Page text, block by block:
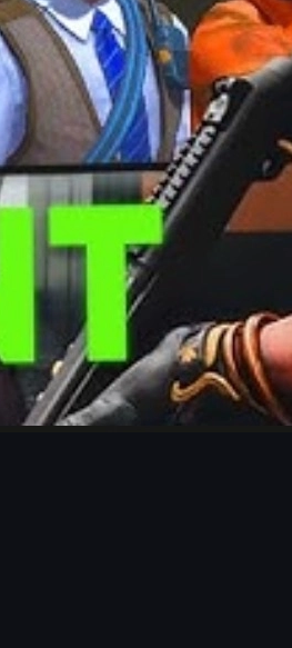
na sua decisão, especialmente
a experiência:
acaso, costumam estar entre os